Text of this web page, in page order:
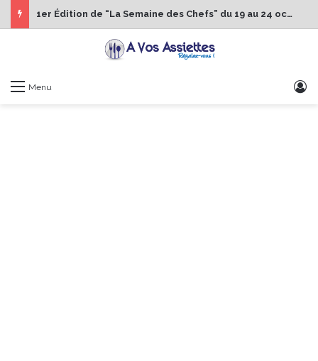
1er Édition de “La Semaine des Chefs” du 19 au 24 octobre 2026
Menu